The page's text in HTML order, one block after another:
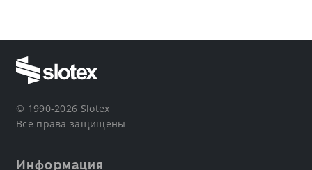
© 1990-2026 Slotex
Все права защищены
Информация